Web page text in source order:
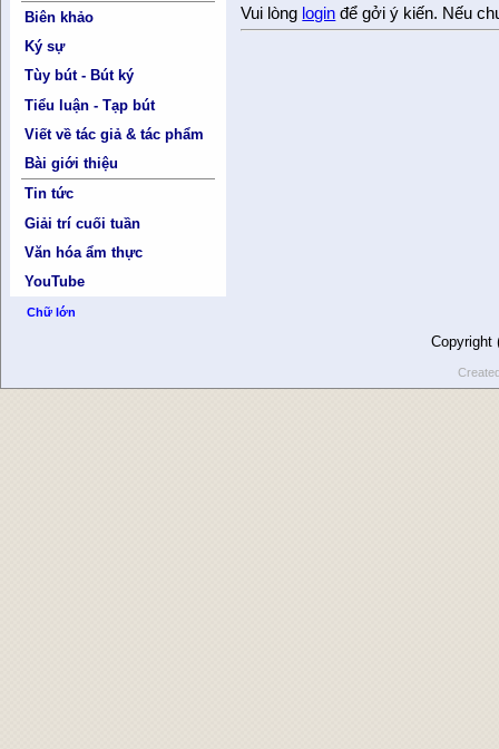
Biên khảo
Ký sự
Tùy bút - Bút ký
Tiểu luận - Tạp bút
Viết về tác giả & tác phẩm
Bài giới thiệu
Tin tức
Giải trí cuối tuần
Văn hóa ẩm thực
YouTube
Chữ lớn
Vui lòng login để gởi ý kiến. Nếu
Copyright